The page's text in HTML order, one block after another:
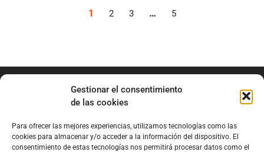
Gestionar el consentimiento
de las cookies
Para ofrecer las mejores experiencias, utilizamos tecnologías como las
cookies para almacenar y/o acceder a la información del dispositivo. El
consentimiento de estas tecnologías nos permitirá procesar datos como el
1 2 3 … 5
info@marianobraga.com
BRAGA Academia